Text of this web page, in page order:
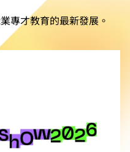
專才教育的最新發展。